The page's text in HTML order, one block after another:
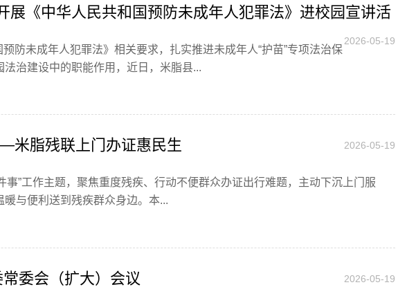
展《中华人民共和国预防未成年人犯罪法》进校园宣讲活
2026-05-19
防未成年人犯罪法》相关要求，扎实推进未成年人“护苗”专项法治保
治建设中的职能作用，近日，米脂县...
米脂残联上门办证惠民生 2026-05-19
事”工作主题，聚焦重度残疾、行动不便群众办证出行难题，主动下沉上门服
与便利送到残疾群众身边。本...
委会（扩大）会议 2026-05-19